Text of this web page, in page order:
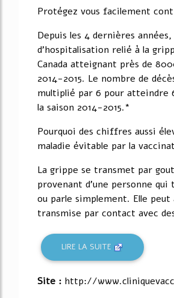
Protégez vous facilement
Depuis les 4 dernières
d'hospitalisation relié à la
Canada atteignant près de
2014-2015. Le nombre de
multiplié par 6 pour atteindre
la saison 2014-2015.*
Pourquoi des chiffres aussi
maladie évitable par la
La grippe se transmet par
provenant d'une personne qui
ou parle simplement. Elle peut
transmise par contact avec
LIRE LA SUITE
Site : http://